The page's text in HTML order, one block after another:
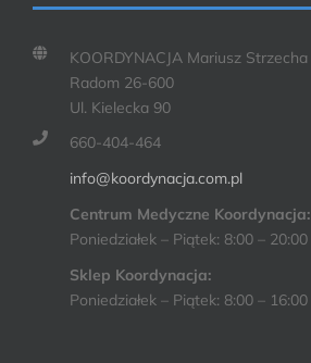
KOORDYNACJA Mariusz Strzecha
Radom 26-600
Ul. Kielecka 90
660-404-464
info@koordynacja.com.pl
Centrum Medyczne Koordynacja:
Poniedziałek – Piątek: 8:00 – 20:00
Sklep Koordynacja:
Poniedziałek – Piątek: 8:00 – 16:00